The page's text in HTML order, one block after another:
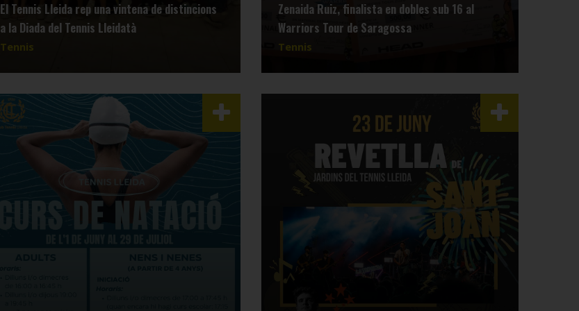
El Tennis Lleida rep una vintena de distincions
a la Diada del Tennis Lleidatà
Tennis
Zenaida Ruiz, finalista en dobles sub 16 al
Warriors Tour de Saragossa
Tennis